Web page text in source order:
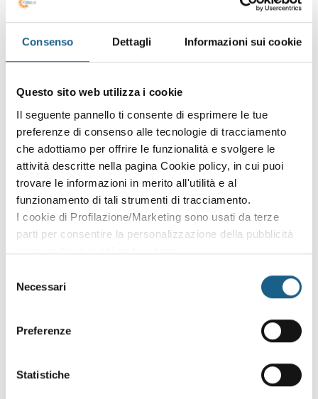
Consenso Dettagli Informazioni sui cookie
Questo sito web utilizza i cookie
Il seguente pannello ti consente di esprimere le tue
preferenze di consenso alle tecnologie di tracciamento
che adottiamo per offrire le funzionalità e svolgere le
attività descritte nella pagina Cookie policy, in cui puoi
trovare le informazioni in merito all'utilità e al
funzionamento di tali strumenti di tracciamento.
I cookie di Profilazione/Marketing sono usati da terze
parti per consentire la personalizzazione della pubblicità
online in base ai siti da te visitati.
qualsiasi momento. Consulta anche la nostra Privacy
delNecessari
Preferenze
Statistiche
14 ore di formazione.
CONDIVIDI
per questo corso al momento non ci sono edizioni
attive.
Lascia i tuoi dati e ti contatteremo non appena saranno
calendarizzate.
AZIENDA PRIVATO